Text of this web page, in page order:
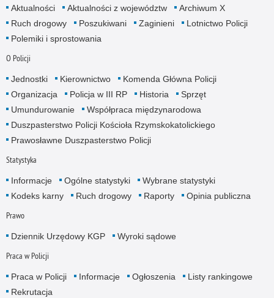
Aktualności Aktualności z województw
Archiwum X
Ruch drogowy
Poszukiwani Zaginieni
Lotnictwo Policji
Polemiki i sprostowania
O Policji
Jednostki Kierownictwo
Komenda Główna Policji
Organizacja
Policja w III RP Historia
Sprzęt
Umundurowanie
Współpraca międzynarodowa
Duszpasterstwo Policji Kościoła Rzymskokatolickiego
Prawosławne Duszpasterstwo Policji
Statystyka
Informacje Ogólne statystyki
Wybrane statystyki
Kodeks karny
Ruch drogowy Raporty Opinia publiczna
Prawo
Dziennik Urzędowy KGP Wyroki sądowe
Praca w Policji
Praca w Policji Informacje Ogłoszenia
Listy rankingowe
Rekrutacja